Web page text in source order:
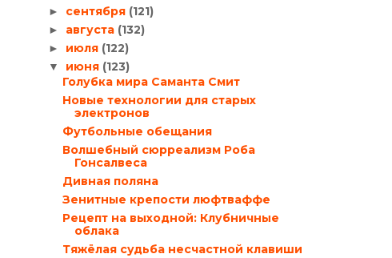
► сентября (121)
► августа (132)
► июля (122)
▼ июня (123)
Голубка мира Саманта Смит
Новые технологии для старых
электронов
Футбольные обещания
Волшебный сюрреализм Роба
Гонсалвеса
Дивная поляна
Зенитные крепости люфтваффе
Рецепт на выходной: Клубничные
облака
Тяжёлая судьба несчастной клавиши